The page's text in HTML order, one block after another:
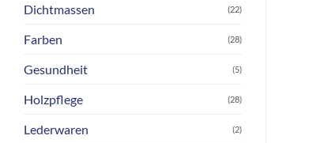
Dichtmassen (22)
Farben (28)
Gesundheit (5)
Holzpflege (28)
Lederwaren (2)